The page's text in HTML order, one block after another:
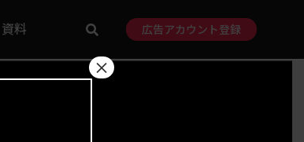
資料 広告アカウント登録
×